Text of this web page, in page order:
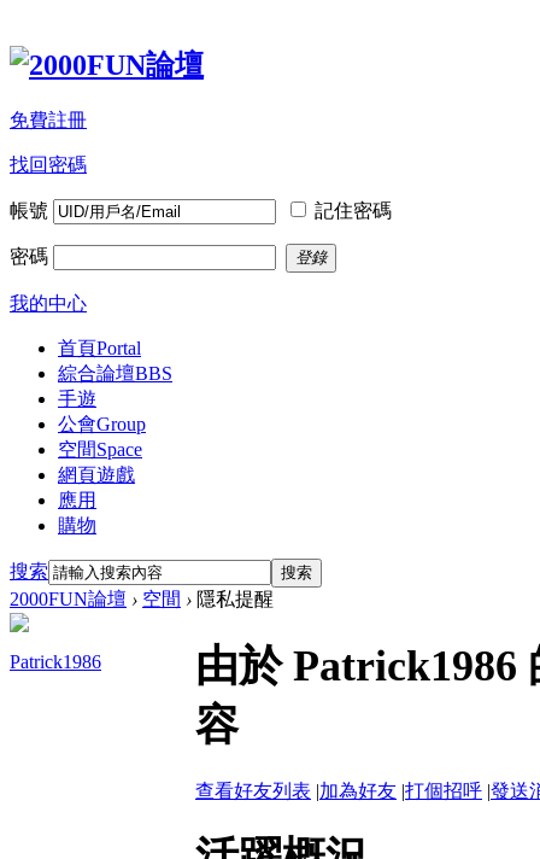
免費註冊
找回密碼
帳號 記住密碼
密碼 登錄
我的中心
首頁Portal
綜合論壇BBS
手遊
公會Group
空間Space
網頁遊戲
應用
購物
搜索 搜索
2000FUN論壇 › 空間 › 隱私提醒
Patrick1986
由於 Patrick1986
容
查看好友列表 |加為好友 |打個招呼 |發送